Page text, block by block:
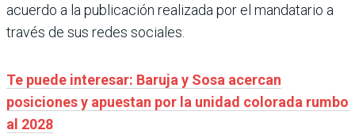
acuerdo a la publicación realizada por el mandatario a
través de sus redes sociales.
Te puede interesar: Baruja y Sosa acercan
posiciones y apuestan por la unidad colorada rumbo
al 2028